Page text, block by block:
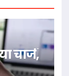
चार्ज,